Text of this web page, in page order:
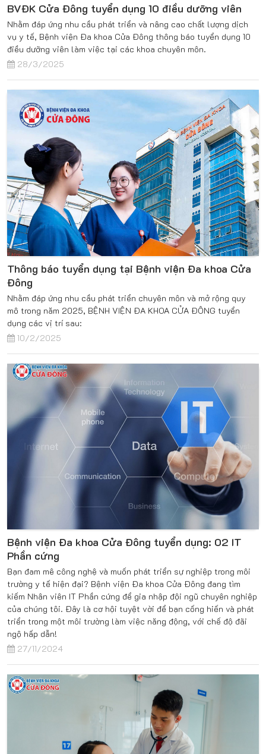
BVĐK Cửa Đông tuyển dụng 10 điều dưỡng viên
Nhằm đáp ứng nhu cầu phát triển và nâng cao chất lượng dịch
vụ y tế, Bệnh viện Đa khoa Cửa Đông thông báo tuyển dụng 10
điều dưỡng viên làm việc tại các khoa chuyên môn.
28/3/2025
Thông báo tuyển dụng tại Bệnh viện Đa khoa Cửa
Đông
Nhằm đáp ứng nhu cầu phát triển chuyên môn và mở rộng quy
mô trong năm 2025, BỆNH VIỆN ĐA KHOA CỬA ĐÔNG tuyển
dụng các vị trí sau:
10/2/2025
Bệnh viện Đa khoa Cửa Đông tuyển dụng: 02 IT
Phần cứng
Bạn đam mê công nghệ và muốn phát triển sự nghiệp trong môi
trường y tế hiện đại? Bệnh viện Đa khoa Cửa Đông đang tìm
kiếm Nhân viên IT Phần cứng để gia nhập đội ngũ chuyên nghiệp
của chúng tôi. Đây là cơ hội tuyệt vời để bạn cống hiến và phát
triển trong một môi trường làm việc năng động, với chế độ đãi
ngộ hấp dẫn!
27/11/2024